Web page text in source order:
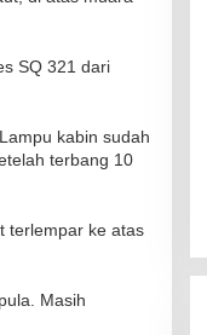
SQ 321 dari
kabin sudah
terbang 10
terlempar ke atas
Masih